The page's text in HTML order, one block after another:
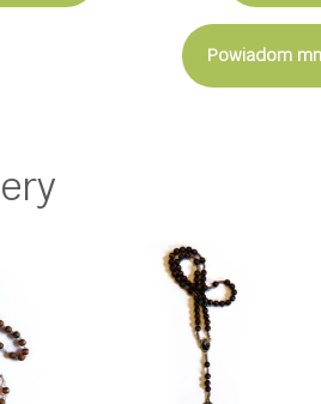
14,99 zł.9,99 zł.
Powiadom